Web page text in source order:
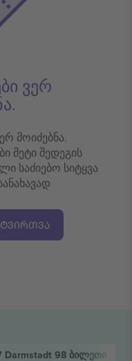
ვერ
მოიძებნა.
მეტი შედეგის
საძიებო სიტყვა
Darmstadt 98 ბილეთი